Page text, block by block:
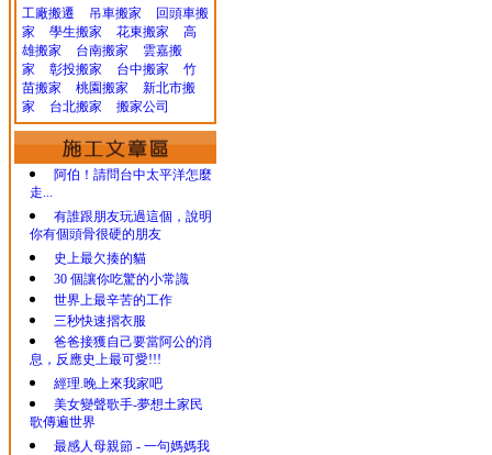
工廠搬遷 吊車搬家
回頭車搬
家
學生搬家 花東搬家
高
雄搬家
台南搬家
雲嘉搬
家
彰投搬家 台中搬家
竹
苗搬家
桃園搬家
新北市搬
家
台北搬家 搬家公司
阿伯！請問台中太平洋怎麼
走...
有誰跟朋友玩過這個，說明
你有個頭骨很硬的朋友
史上最欠揍的貓
30 個讓你吃驚的小常識
世界上最辛苦的工作
三秒快速摺衣服
爸爸接獲自己要當阿公的消
息，反應史上最可愛!!!
經理.晚上來我家吧
美女變聲歌手-夢想土家民
歌傳遍世界
最感人母親節 - 一句媽媽我